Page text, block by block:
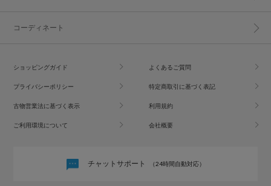
コーディネート
ショッピングガイド よくあるご質問
プライバシーポリシー 特定商取引に基づく表記
古物営業法に基づく表示 利用規約
ご利用環境について 会社概要
チャットサポート （24時間自動対応）